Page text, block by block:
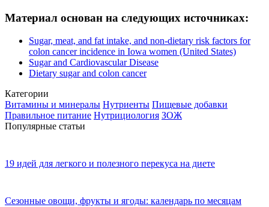
Материал основан на следующих источниках:
Sugar, meat, and fat intake, and non-dietary risk factors for
colon cancer incidence in Iowa women (United States)
Sugar and Cardiovascular Disease
Dietary sugar and colon cancer
Категории
Витамины и минералы Нутриенты Пищевые добавки
Правильное питание Нутрициология ЗОЖ
Популярные статьи
19 идей для легкого и полезного перекуса на диете
Сезонные овощи, фрукты и ягоды: календарь по месяцам